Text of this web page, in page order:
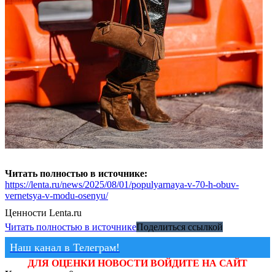
Читать полностью в источнике:
https://lenta.ru/news/2025/08/01/populyarnaya-v-70-h-obuv-
vernetsya-v-modu-osenyu/
Ценности Lenta.ru
Читать полностью в источникеПоделиться ссылкой
Наш канал в Телеграм!
ДЛЯ ОЦЕНКИ НОВОСТИ ВОЙДИТЕ НА САЙТ